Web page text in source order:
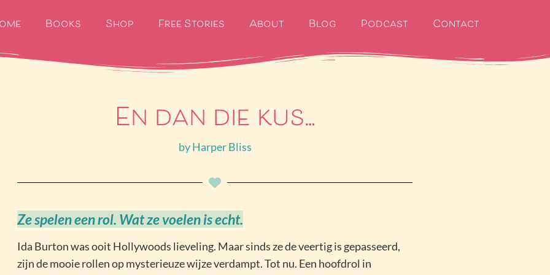
Books Shop Free Stories About Blog Podcast Contact
En dan die kus…
byHarper Bliss
Ze spelen een rol. Wat ze voelen is echt.
Ida Burton was ooit Hollywoods lieveling. Maar sinds ze de veertig is gepasseerd,
zijn de mooie rollen op mysterieuze wijze verdampt. Tot nu. Een hoofdrol in